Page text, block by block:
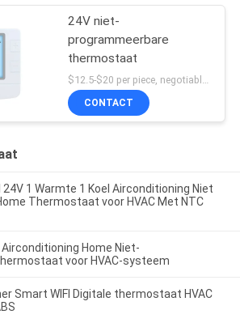
24V niet-
programmeerbare
thermostaat
$12.5-$20 per piece, negotiable MOQ:1 stuk
CONTACT
24V 1 Warmte 1 Koel Airconditioning Niet
Thermostaat voor HVAC Met NTC
Home Niet-
voor HVAC-systeem
Smart WIFI Digitale thermostaat HVAC